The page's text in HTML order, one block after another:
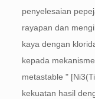
penyelesaian
rayapan dan
kaya dengan
kepada
metastable "
kekuatan hasil